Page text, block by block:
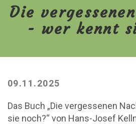
wer
kennt
-
Hauptseite
Die
- wer kennt
09.11.2025
Das Buch „Die vergessenen
sie noch?“ von Hans-Josef